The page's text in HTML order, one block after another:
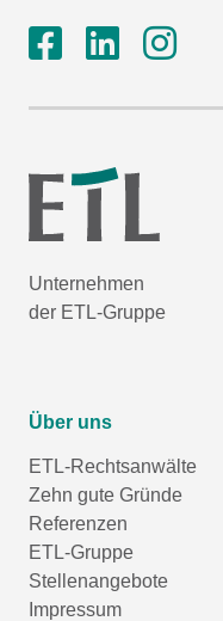
Unternehmen
der ETL-Gruppe
Über uns
ETL-Rechtsanwälte
Zehn gute Gründe
Referenzen
ETL-Gruppe
Stellenangebote
Impressum